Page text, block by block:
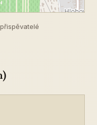
přispěvatelé